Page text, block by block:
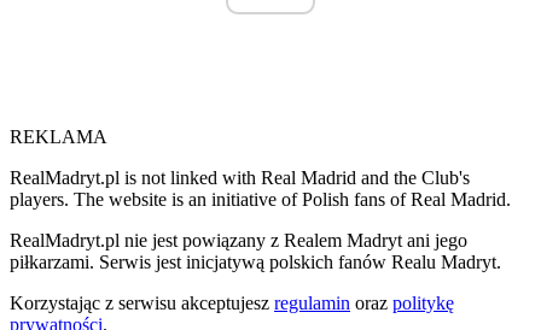
REKLAMA
RealMadryt.pl is not linked with Real Madrid and the Club's
players. The website is an initiative of Polish fans of Real Madrid.
RealMadryt.pl nie jest powiązany z Realem Madryt ani jego
piłkarzami. Serwis jest inicjatywą polskich fanów Realu Madryt.
Korzystając z serwisu akceptujesz regulamin oraz politykę
prywatności.